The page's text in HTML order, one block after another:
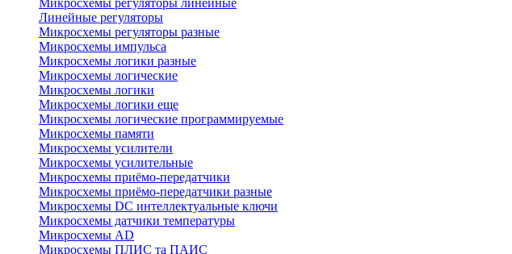
Микросхемы регуляторы линейные
Линейные регуляторы
Микросхемы регуляторы разные
Микросхемы импульса
Микросхемы логики разные
Микросхемы логические
Микросхемы логики
Микросхемы логики еще
Микросхемы логические программируемые
Микросхемы памяти
Микросхемы усилители
Микросхемы усилительные
Микросхемы приёмо-передатчики
Микросхемы приёмо-передатчики разные
Микросхемы DC интеллектуальные ключи
Микросхемы датчики температуры
Микросхемы AD
Микросхемы ПЛИС та ПАИС